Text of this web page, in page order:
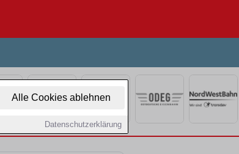
Alle Cookies ablehnen
Datenschutzerklärung